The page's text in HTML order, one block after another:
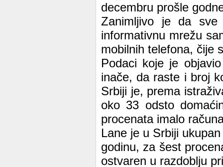
decembru prošle
Zanimljivo je da
informativnu mrežu
mobilnih telefona, čije
Podaci koje je
inače, da raste i broj
Srbiji je, prema
oko 33 odsto
procenata imalo
Lane je u Srbiji
godinu, za šest
ostvaren u razdoblju